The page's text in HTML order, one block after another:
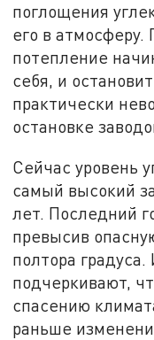
поглощения
его в атмосферу.
потепление
себя, и
практически
остановке
Сейчас уровень
самый высокий
лет. Последний
превысив
полтора
подчеркивают,
спасению
раньше